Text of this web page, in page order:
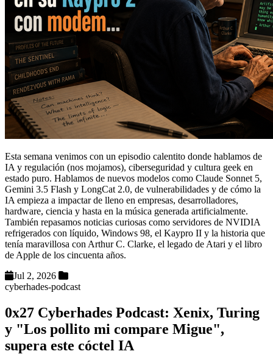
Esta semana venimos con un episodio calentito donde hablamos de
IA y regulación (nos mojamos), ciberseguridad y cultura geek en
estado puro. Hablamos de nuevos modelos como Claude Sonnet 5,
Gemini 3.5 Flash y LongCat 2.0, de vulnerabilidades y de cómo la
IA empieza a impactar de lleno en empresas, desarrolladores,
hardware, ciencia y hasta en la música generada artificialmente.
También repasamos noticias curiosas como servidores de NVIDIA
refrigerados con líquido, Windows 98, el Kaypro II y la historia que
tenía maravillosa con Arthur C. Clarke, el legado de Atari y el libro
de Apple de los cincuenta años.
Jul 2, 2026
cyberhades-podcast
0x27 Cyberhades Podcast: Xenix, Turing
y "Los pollito mi compare Migue",
supera este cóctel IA